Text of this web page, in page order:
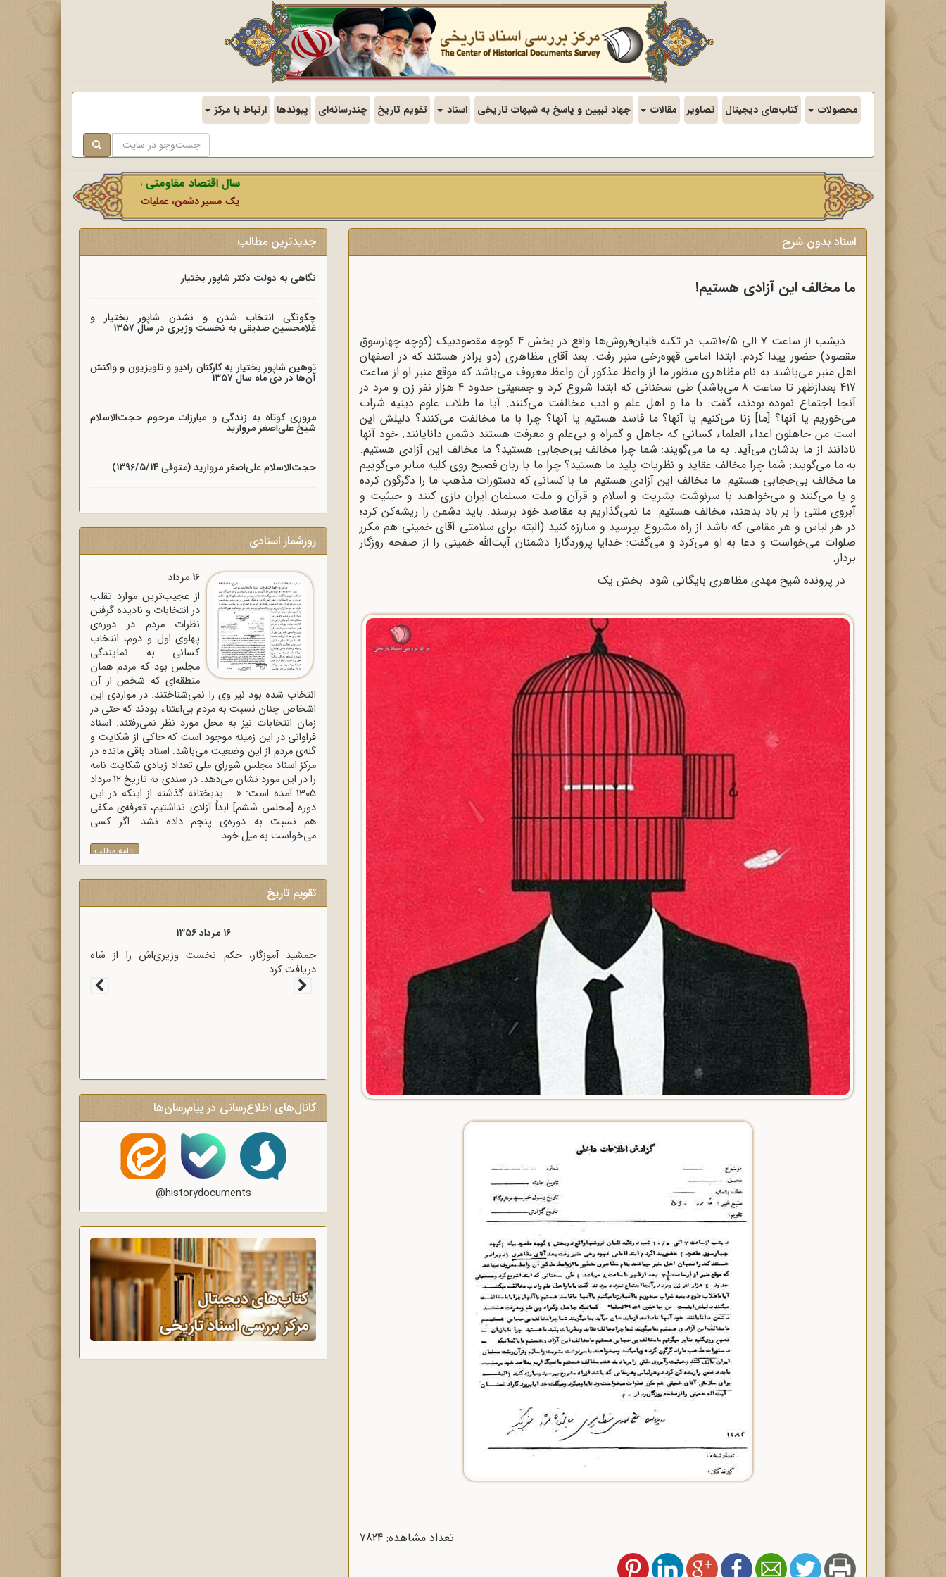
محصولات کتاب‌های دیجیتال تصاویر مقالات جهاد تبیین و پاسخ به شبهات تاریخی اسناد تقویم تاریخ چندرسانه‌ای پیوندها ارتباط با مرکز
سال اقتصاد مقاومتی در سایه وحدت ملی و امنیت ملی.
یک مسیر دشمن، عملیات رسانه‌ای او است که در این ایام
اسناد بدون شرح
ما مخالف این آزادى هستیم!
دیشب از ساعت 7 الى ۱۰/۵شب در تکیه قلیان‌‌فروش‌ها واقع در بخش 4 کوچه مقصودبیک (کوچه چهارسوق
مقصود) حضور پیدا کردم. ابتدا امامى قهوه‌‌رخى منبر رفت. بعد آقاى مظاهرى (دو برادر هستند که در اصفهان
اهل منبر مى‌‌باشند به نام مظاهرى منظور ما از واعظ مذکور آن واعظ معروف مى‌‌باشد که موقع منبر او از ساعت
417 بعدازظهر تا ساعت 8 مى‌باشد) طى سخنانى که ابتدا شروع کرد و جمعیتى حدود 4 هزار نفر زن و مرد در
آنجا اجتماع نموده بودند، گفت: با ما و اهل علم و ادب مخالفت مى‌‌کنند. آیا ما طلاب علوم دینیه شراب
مى‌‌خوریم یا آنها؟ [ما] زنا مى‌‌کنیم یا آنها؟ ما فاسد هستیم یا آنها؟ چرا با ما مخالفت مى‌‌کنند؟ دلیلش این
است من جاهلون اعداء العلماء کسانى که جاهل و گمراه و بى‌‌علم و معرفت هستند دشمن دانایانند. خود آنها
نادانند از ما بدشان مى‌‌آید. به ما مى‌گویند: شما چرا مخالف بى‌حجابى هستید؟ ما مخالف این آزادى هستیم.
به ما مى‌‌گویند: شما چرا مخالف عقاید و نظریات پلید ما هستید؟ چرا ما با زبان فصیح روى کلیه منابر مى‌‌گوییم
ما مخالف بى‌‌حجابى هستیم. ما مخالف این آزادى هستیم. ما با کسانى که دستورات مذهب ما را دگرگون کرده
و یا مى‌‌کنند و مى‌‌خواهند با سرنوشت بشریت و اسلام و قرآن و ملت مسلمان ایران بازى کنند و حیثیت و
آبروى ملتى را بر باد بدهند، مخالف هستیم. ما نمى‌‌گذاریم به مقاصد خود برسند. باید دشمن را ریشه‌‌کن کرد؛
در هر لباس و هر مقامى که باشد از راه مشروع بپرسید و مبارزه کنید (البته براى سلامتى آقاى خمینى هم مکرر
صلوات مى‌‌خواست و دعا به او مى‌کرد و مى‌گفت: خدایا پروردگارا دشمنان آیت‌الله‌ خمینى را از صفحه روزگار
بردار.
در پرونده شیخ مهدى مظاهرى بایگانى شود. بخش یک
تعداد مشاهده: 7824
جدیدترین مطالب
نگاهی به دولت دکتر شاپور بختیار
چگونگی انتخاب شدن و نشدن شاپور بختیار و
غلامحسین صدیقی به نخست وزیری در سال 1357
توهین شاپور بختیار به کارکنان رادیو و تلویزیون و واکنش
آن‌ها در دی ماه سال 1357
مروری کوتاه به زندگی و مبارزات مرحوم حجت‌الاسلام
شیخ علی‌اصغر مروارید
حجت‌الاسلام علی‌اصغر مروارید (متوفی 1396/5/14)
روزشمار اسنادی
16 مرداد
از عجیب‌ترین موارد تقلب
در انتخابات و نادیده گرفتن
نظرات مردم در دوره‌ی
پهلوی اول و دوم، انتخاب
کسانی به نمایندگی
مجلس بود که مردم همان
منطقه‌ای که شخص از آن
انتخاب شده بود نیز وی را نمی‌شناختند. در مواردی این
اشخاص چنان نسبت به مردم بی‌اعتناء بودند که حتی در
زمان انتخابات نیز به محل مورد نظر نمی‌رفتند. اسناد
فراوانی در این زمینه موجود است که حاکی از شکایت و
گله‌ی مردم از این وضعیت می‌باشد. اسناد باقی مانده در
مرکز اسناد مجلس شورای ملی تعداد زیادی شکایت نامه
را در این مورد نشان می‌دهد. در سندی به تاریخ 12 مرداد
1305 آمده است: «... بدبختانه گذشته از اینکه در این
دوره [مجلس ششم] ابداً آزادی نداشتیم، تعرفه‌ی مکفی
هم نسبت به دوره‌ی پنجم داده نشد. اگر کسی
می‌خواست به میل خود...
ادامه مطلب
تقویم تاریخ
16 مرداد 1356
جمشید آموزگار، حکم نخست وزیری‌اش را از شاه
دریافت کرد.
16 مرداد 1357
آغاز سخنرانی‌های انتقادی و روشنگر وعاظ در لبیک به
پیام امام به وعاظ و روحانیون برای روشنگری و
آگاه‌سازی در منبرهای ماه رمضان.
کانال‌های اطلاع‌رسانی در پیام‌رسان‌ها
@historydocuments